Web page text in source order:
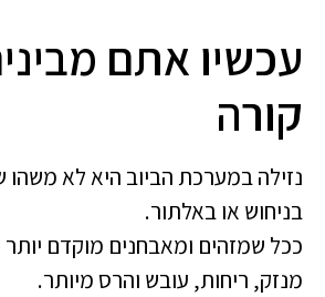
עכשיו אתם
קורה
נזילה במערכת הביוב היא לא
בניחוש או באלתור.
ככל שמזהים ומאבחנים מוקדם
מנזק, ריחות, עובש והרס מיותר.